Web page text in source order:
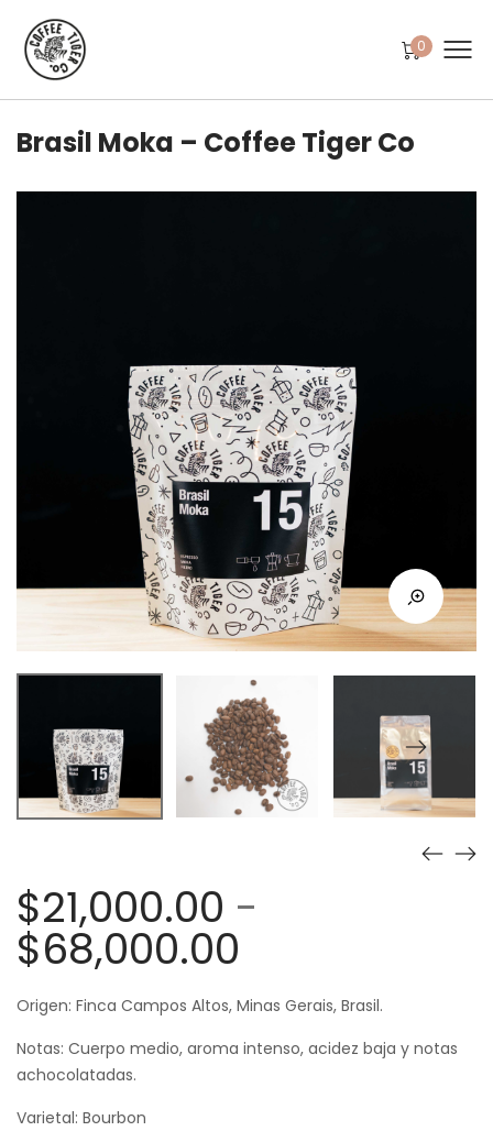
0
Brasil Moka – Coffee Tiger Co
$21,000.00 -
$68,000.00
de
precios:
desde
Origen: Finca Campos Altos, Minas Gerais, Brasil.
Notas: Cuerpo medio, aroma intenso, acidez baja y notas
achocolatadas.
Varietal: Bourbon